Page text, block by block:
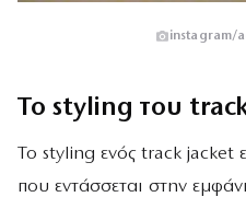
instagram/
Το styling του
Το styling ενός track jacket
που εντάσσεται στην